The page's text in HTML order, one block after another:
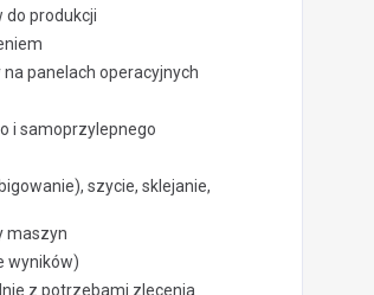
do produkcji
panelach operacyjnych
i samoprzylepnego
szycie, sklejanie,
maszyn
wyników)
z potrzebami zlecenia